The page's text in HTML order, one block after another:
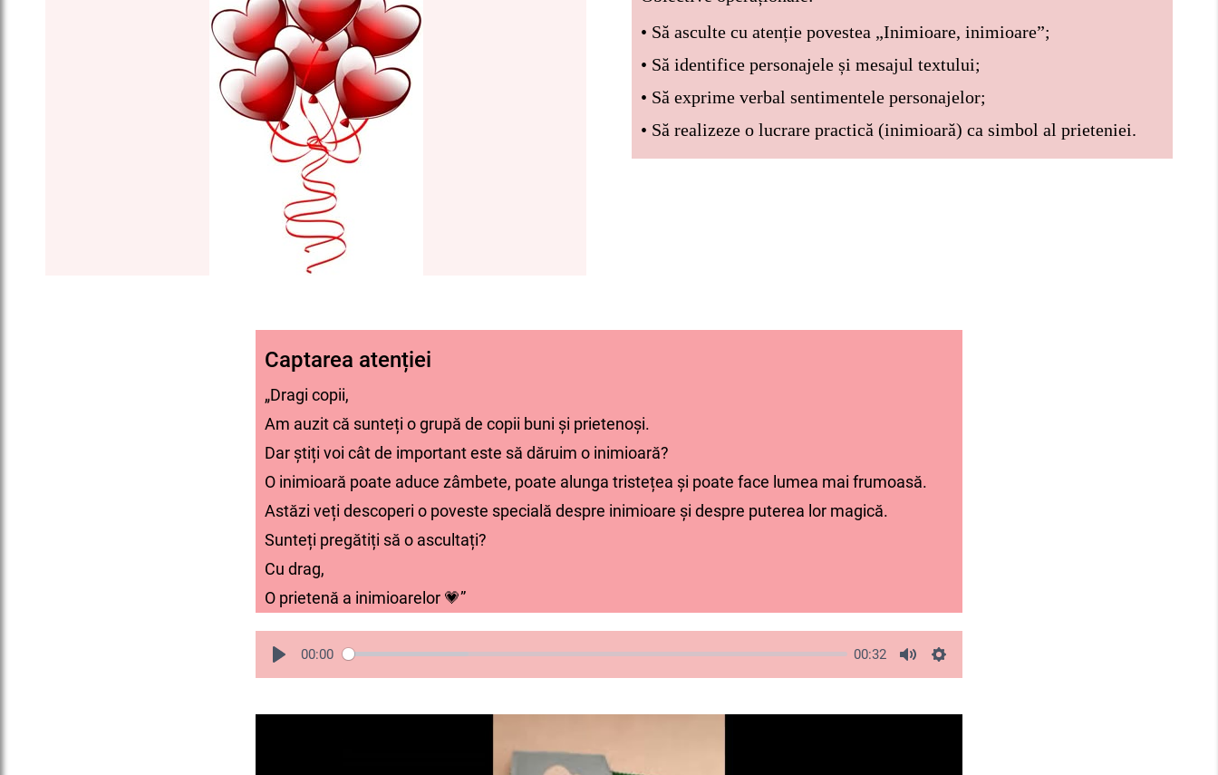
• Să asculte cu atenție povestea „Inimioare, inimioare”;
• Să identifice personajele și mesajul textului;
• Să exprime verbal sentimentele personajelor;
• Să realizeze o lucrare practică (inimioară) ca simbol al prieteniei.
Captarea atenției
„Dragi copii,
Am auzit că sunteți o grupă de copii buni și prietenoși.
Dar știți voi cât de important este să dăruim o inimioară?
O inimioară poate aduce zâmbete, poate alunga tristețea și poate face lumea mai frumoasă.
Astăzi veți descoperi o poveste specială despre inimioare și despre puterea lor magică.
Sunteți pregătiți să o ascultați?
Cu drag,
O prietenă a inimioarelor 💗”
00:00 00:32